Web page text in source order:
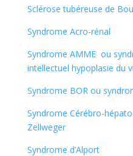
Sclérose tubéreuse de
Syndrome Acro-rénal
Syndrome AMME ou
intellectuel hypoplasie du
Syndrome BOR ou
Syndrome Cérébro-
Zellweger
Syndrome d’Alport